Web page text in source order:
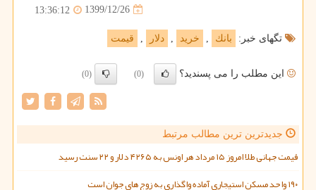
1399/12/26
13:36:12
تگهای خبر: بانك , خرید , دلار , قیمت
این مطلب را می پسندید؟ (0)
(0)
جدیدترین ترین مطالب مرتبط
قیمت جهانی طلا امروز ۱۵ مرداد هر اونس به ۴۲۶۵ دلار و ۲۲ سنت رسید
۱۹۰ واحد مسکن استیجاری آماده واگذاری به زوج های جوان است